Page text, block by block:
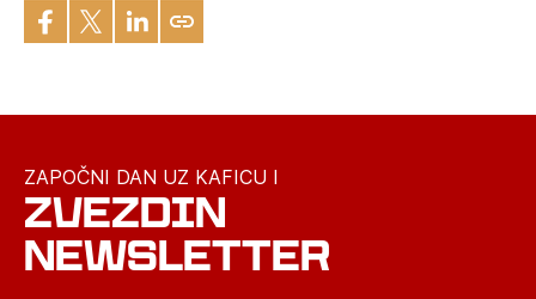
ZAPOČNI DAN UZ KAFICU I
ZVEZDIN
NEWSLETTER